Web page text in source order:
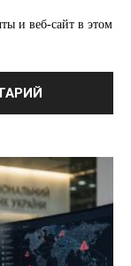
и веб-сайт в этом